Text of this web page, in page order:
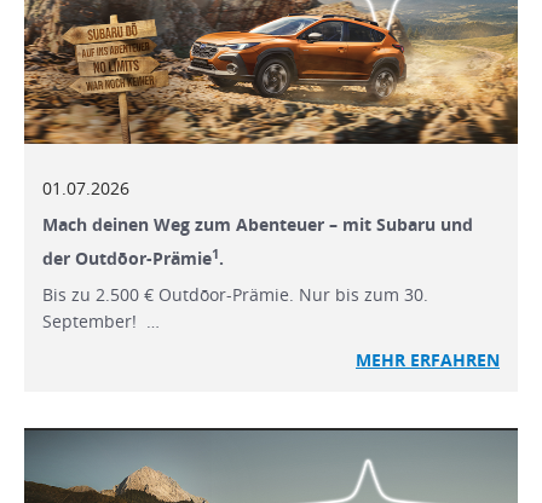
01.07.2026
Mach deinen Weg zum Abenteuer – mit Subaru und
der Outdōor-Prämie1.
Bis zu 2.500 € Outdōor-Prämie. Nur bis zum 30.
September! …
MEHR ERFAHREN